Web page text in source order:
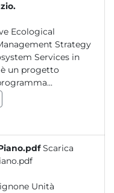
Ecological
Strategy
Services in
è un progetto
Scarica
Unità